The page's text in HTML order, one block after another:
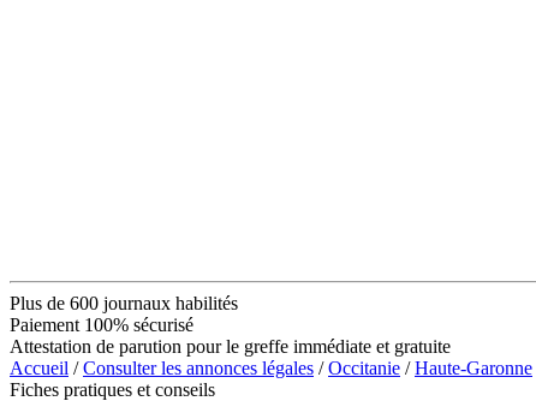
Plus de 600 journaux habilités
Paiement 100% sécurisé
Attestation de parution pour le greffe immédiate et gratuite
Accueil /Consulter les annonces légales /Occitanie /Haute-Garonne
Fiches pratiques et conseils